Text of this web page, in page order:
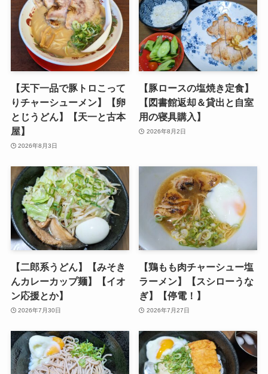
【天下一品で豚トロこって
りチャーシューメン】【卵
とじうどん】【天一と古本
屋】
2026年8月3日
【豚ロースの塩焼き定食】
【図書館返却＆貸出と自室
用の寝具購入】
2026年8月2日
【二郎系うどん】【みそき
んカレーカップ麺】【イオ
ン応援とか】
2026年7月30日
【鶏もも肉チャーシュー塩
ラーメン】【スシローうな
ぎ】【停電！】
2026年7月27日